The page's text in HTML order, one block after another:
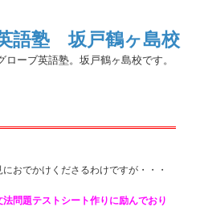
語塾 坂戸鶴ヶ島校
ーブ英語塾。坂戸鶴ヶ島校です。
おでかけくださるわけですが・・・
問題テストシート作りに励んでおり